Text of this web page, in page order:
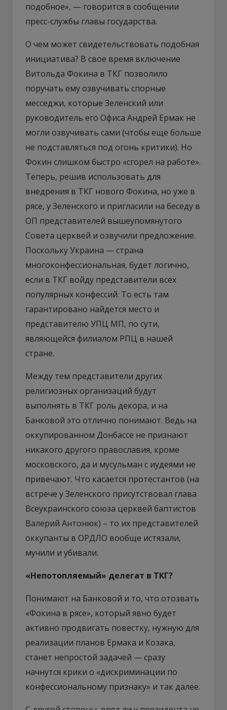
подобное», — говорится в сообщении
пресс-службы главы государства.
О чем может свидетельствовать подобная
инициатива? В свое время включение
Витольда Фокина в ТКГ позволило
поручать ему озвучивать спорные
месседжи, которые Зеленский или
руководитель его Офиса Андрей Ермак не
могли озвучивать сами (чтобы еще больше
не подставляться под огонь критики). Но
Фокин слишком быстро «сгорел на работе».
Теперь, решив использовать для
внедрения в ТКГ нового Фокина, но уже в
рясе, у Зеленского и пригласили на беседу в
ОП представителей вышеупомянутого
Совета церквей и озвучили предложение.
Поскольку Украина — страна
многоконфессиональная, будет логично,
если в ТКГ войду представители всех
популярных конфессий. То есть там
гарантировано найдется место и
представителю УПЦ МП, по сути,
являющейся филиалом РПЦ в нашей
стране.
Между тем представители других
религиозных организаций будут
выполнять в ТКГ роль декора, и на
Банковой это отлично понимают. Ведь на
оккупированном Донбассе не признают
никакого другого православия, кроме
московского, да и мусульман с иудеями не
привечают. Что касается протестантов (на
встрече у Зеленского присутствовал глава
Всеукраинского союза церквей баптистов
Валерий Антонюк) – то их представителей
оккупанты в ОРДЛО вообще истязали,
мучили и убивали.
«Непотопляемый» делегат в ТКГ?
Понимают на Банковой и то, что отозвать
«Фокина в рясе», который явно будет
активно продвигать повестку, нужную для
реализации планов Ермака и Козака,
станет непростой задачей — сразу
начнутся крики о «дискриминации по
конфессиональному признаку» и так далее.